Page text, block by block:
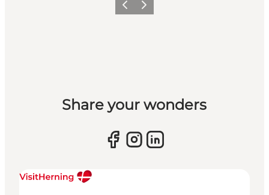
Forrige billede
Næste billede
Share your wonders